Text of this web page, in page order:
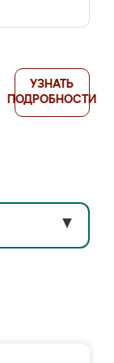
УЗНАТЬ
ПОДРОБНОСТИ
▼